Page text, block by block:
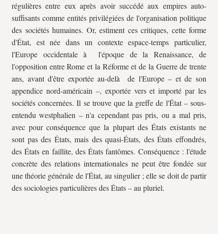
régulières entre eux après avoir succédé aux empires auto-
suffisants comme entités privilégiées de l'organisation politique
des sociétés humaines. Or, estiment ces critiques, cette forme
d'État, est née dans un contexte espace-temps particulier,
l'Europe occidentale à l'époque de la Renaissance, de
l'opposition entre Rome et la Réforme et de la Guerre de trente
ans, avant d'être exportée au-delà de l'Europe – et de son
appendice nord-américain –, exportée vers et importé par les
sociétés concernées. Il se trouve que la greffe de l'État – sous-
entendu westphalien – n'a cependant pas pris, ou a mal pris,
avec pour conséquence que la plupart des États existants ne
sont pas des États, mais des quasi-États, des États effondrés,
des États en faillite, des États fantômes. Conséquence : l'étude
concrète des relations internationales ne peut être fondée sur
une théorie générale de l'État, au singulier ; elle se doit de partir
des sociologies particulières des États – au pluriel.